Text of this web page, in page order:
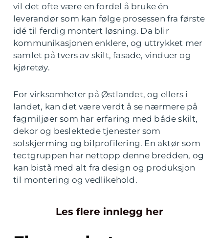
vil det ofte være en fordel å bruke én
leverandør som kan følge prosessen fra første
idé til ferdig montert løsning. Da blir
kommunikasjonen enklere, og uttrykket mer
samlet på tvers av skilt, fasade, vinduer og
kjøretøy.
For virksomheter på Østlandet, og ellers i
landet, kan det være verdt å se nærmere på
fagmiljøer som har erfaring med både skilt,
dekor og beslektede tjenester som
solskjerming og bilprofilering. En aktør som
tectgruppen har nettopp denne bredden, og
kan bistå med alt fra design og produksjon
til montering og vedlikehold.
Les flere innlegg her